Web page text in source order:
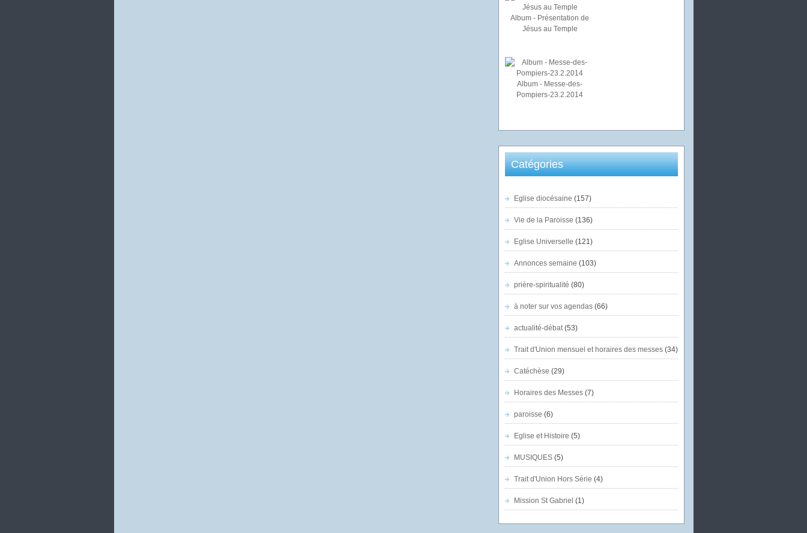
Album - Présentation de
Jésus au Temple
Album - Messe-des-
Pompiers-23.2.2014
Catégories
Eglise diocésaine (157)
Vie de la Paroisse (136)
Eglise Universelle (121)
Annonces semaine (103)
prière-spiritualité (80)
à noter sur vos agendas(66)
actualité-débat(53)
Trait d'Union mensuel et horaires des messes(34)
Catéchèse (29)
Horaires des Messes(7)
paroisse (6)
Eglise et Histoire (5)
MUSIQUES(5)
Trait d'Union Hors Série (4)
Mission St Gabriel (1)